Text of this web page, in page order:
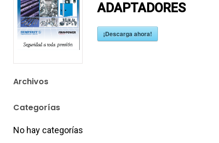
ADAPTADORES
¡Descarga ahora!
Archivos
Categorías
No hay categorías